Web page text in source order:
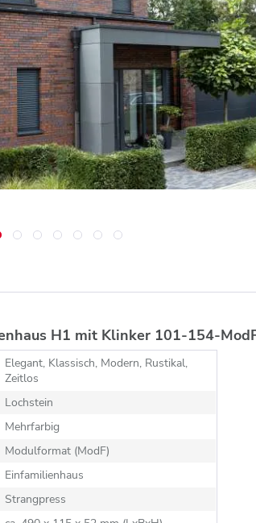
H1 mit Klinker 101-154-
Elegant, Klassisch, Modern, Rustikal,
Zeitlos
Lochstein
Mehrfarbig
Modulformat (ModF)
Einfamilienhaus
Strangpress